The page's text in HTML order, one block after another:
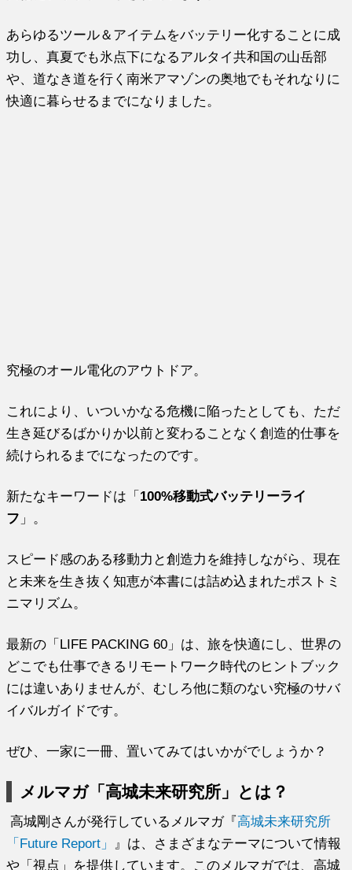
あらゆるツール＆アイテムをバッテリー化することに成
功し、真夏でも氷点下になるアルタイ共和国の山岳部
や、道なき道を行く南米アマゾンの奥地でもそれなりに
快適に暮らせるまでになりました。
究極のオール電化のアウトドア。
これにより、いついかなる危機に陥ったとしても、ただ
生き延びるばかりか以前と変わることなく創造的仕事を
続けられるまでになったのです。
新たなキーワードは「 100%移動式バッテリーライ
フ 」。
スピード感のある移動力と創造力を維持しながら、現在
と未来を生き抜く知恵が本書には詰め込まれたポストミ
ニマリズム。
最新の「LIFE PACKING 60」は、旅を快適にし、世界の
どこでも仕事できるリモートワーク時代のヒントブック
には違いありませんが、むしろ他に類のない究極のサバ
イバルガイドです。
ぜひ、一家に一冊、置いてみてはいかがでしょうか？
メルマガ「高城未来研究所」とは？
高城剛さんが発行しているメルマガ『高城未来研究所
「Future Report」
』は、さまざまなテーマについて情報
や「視点」を提供しています。このメルマガでは、高城